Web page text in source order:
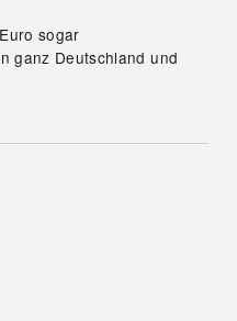
sogar
ganz Deutschland und